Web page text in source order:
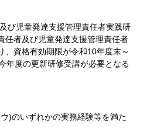
び児童発達支援管理責任者実践研
任者及び児童発達支援管理責任者
、資格有効期限が令和10年度末～
年度の更新研修受講が必要となる
のいずれかの実務経験等を満た